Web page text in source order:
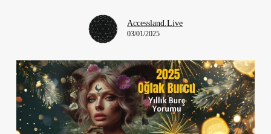
Accessland.Live
03/01/2025